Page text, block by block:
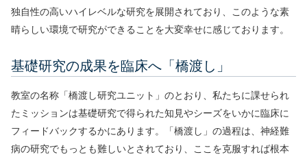
独自性の高いハイレベルな研究を展開されており、このような素
晴らしい環境で研究ができることを大変幸せに感じております。
基礎研究の成果を臨床へ「橋渡し」
教室の名称「橋渡し研究ユニット」のとおり、私たちに課せられ
たミッションは基礎研究で得られた知見やシーズをいかに臨床に
フィードバックするかにあります。「橋渡し」の過程は、神経難
病の研究でもっとも難しいとされており、ここを克服すれば根本